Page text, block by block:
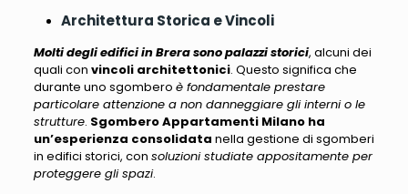
Architettura Storica e Vincoli
Molti degli edifici in Brera sono palazzi storici, alcuni dei
quali con vincoli architettonici. Questo significa che
durante uno sgombero è fondamentale prestare
particolare attenzione a non danneggiare gli interni o le
strutture. Sgombero Appartamenti Milano ha
un’esperienza consolidata nella gestione di sgomberi
in edifici storici, con soluzioni studiate appositamente per
proteggere gli spazi.